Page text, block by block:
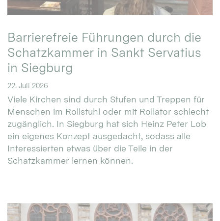
Barrierefreie Führungen durch die
Schatzkammer in Sankt Servatius
in Siegburg
22. Juli 2026
Viele Kirchen sind durch Stufen und Treppen für
Menschen im Rollstuhl oder mit Rollator schlecht
zugänglich. In Siegburg hat sich Heinz Peter Lob
ein eigenes Konzept ausgedacht, sodass alle
Interessierten etwas über die Teile in der
Schatzkammer lernen können.